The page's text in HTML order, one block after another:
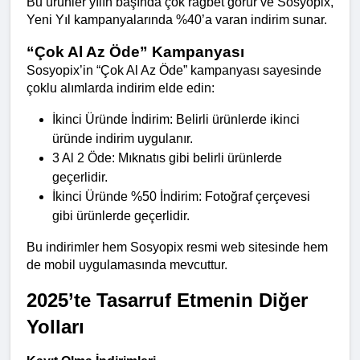
Yeni Yıl kampanyalarında %40’a varan indirim sunar.
“Çok Al Az Öde” Kampanyası
Sosyopix’in “Çok Al Az Öde” kampanyası sayesinde
çoklu alımlarda indirim elde edin:
İkinci Üründe İndirim: Belirli ürünlerde ikinci
üründe indirim uygulanır.
3 Al 2 Öde: Mıknatıs gibi belirli ürünlerde
geçerlidir.
İkinci Üründe %50 İndirim: Fotoğraf çerçevesi
gibi ürünlerde geçerlidir.
Bu indirimler hem Sosyopix resmi web sitesinde hem
de mobil uygulamasında mevcuttur.
2025’te Tasarruf Etmenin Diğer
Yolları